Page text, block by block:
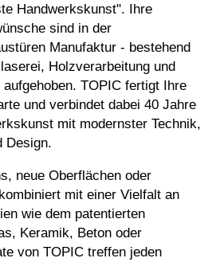
Handwerkskunst". Ihre
sind in der
Manufaktur - bestehend
Holzverarbeitung und
TOPIC fertigt Ihre
und verbindet dabei 40 Jahre
mit modernster Technik,
Design.
neue Oberflächen oder
mit einer Vielfalt an
wie dem patentierten
Keramik, Beton oder
von TOPIC treffen jeden